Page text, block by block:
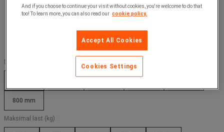
Dybde (mm) :
800 mm
Maksimal last (kg) :
And if you choose to continue your visit without cookies, you're welcome to do that
too! To learn more, you can also read our cookie policy.
Accept All Cookies
Cookies Settings